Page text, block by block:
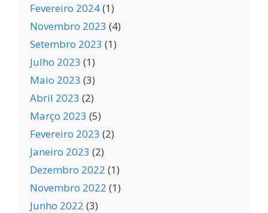
Fevereiro 2024(1)
Novembro 2023 (4)
Setembro 2023 (1)
Julho 2023 (1)
Maio 2023 (3)
Abril 2023 (2)
Março 2023 (5)
Fevereiro 2023 (2)
Janeiro 2023 (2)
Dezembro 2022 (1)
Novembro 2022 (1)
Junho 2022 (3)